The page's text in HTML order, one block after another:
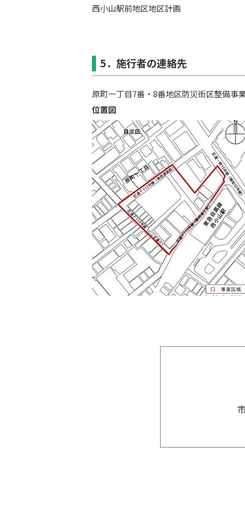
⻄⼩⼭駅前地区地区計画
5．施⾏者の連絡先
原町⼀丁⽬7番・8番地区防災街
位置図